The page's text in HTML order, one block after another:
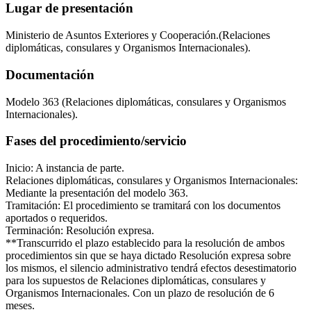
Lugar de presentación
Ministerio de Asuntos Exteriores y Cooperación.(Relaciones
diplomáticas, consulares y Organismos Internacionales).
Documentación
Modelo 363 (Relaciones diplomáticas, consulares y Organismos
Internacionales).
Fases del procedimiento/servicio
Inicio: A instancia de parte.
Relaciones diplomáticas, consulares y Organismos Internacionales:
Mediante la presentación del modelo 363.
Tramitación: El procedimiento se tramitará con los documentos
aportados o requeridos.
Terminación: Resolución expresa.
**Transcurrido el plazo establecido para la resolución de ambos
procedimientos sin que se haya dictado Resolución expresa sobre
los mismos, el silencio administrativo tendrá efectos desestimatorio
para los supuestos de Relaciones diplomáticas, consulares y
Organismos Internacionales. Con un plazo de resolución de 6
meses.